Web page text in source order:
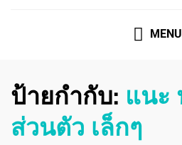
MENU
ป้ายกำกับ: แนะ
ส่วนตัว เล็กๆ